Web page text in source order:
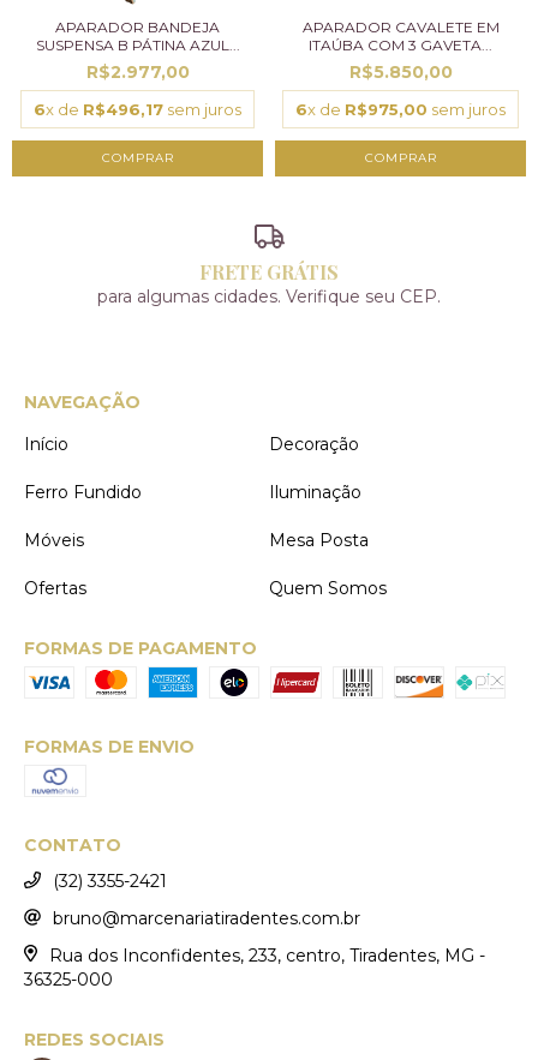
APARADOR BANDEJA
SUSPENSA B PÁTINA AZUL...
R$2.977,00
6x de R$496,17 sem juros
APARADOR CAVALETE EM
ITAÚBA COM 3 GAVETA...
R$5.850,00
6x de R$975,00 sem juros
FRETE GRÁTIS
para algumas cidades. Verifique seu CEP.
NAVEGAÇÃO
Início
Decoração
Ferro Fundido Iluminação
Móveis Mesa Posta
Ofertas Quem Somos
FORMAS DE PAGAMENTO
FORMAS DE ENVIO
CONTATO
(32) 3355-2421
bruno@marcenariatiradentes.com.br
Rua dos Inconfidentes, 233, centro, Tiradentes, MG -
36325-000
REDES SOCIAIS